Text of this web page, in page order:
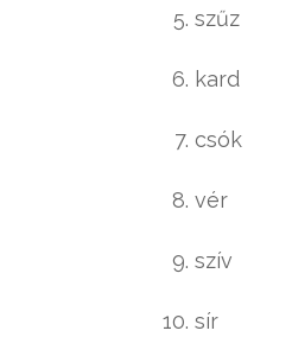
szűz
kard
csók
vér
szív
sír